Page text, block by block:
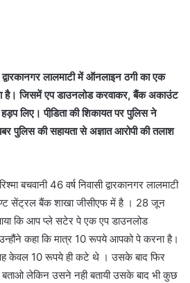
लालमाटी में ऑनलाइन ठगी का एक
है। जिसमें एप डाउनलोड करवाकर, बैंक अकाउंट
लिए। पीडि़ता की शिकायत पर पुलिस ने
पुलिस की सहायता से अज्ञात आरोपी की तलाश
बचवानी 46 वर्ष निवासी द्वारकानगर लालमाटी
सेंट्रल बैंक शाखा जीसीएफ में है । 28 जून
कि आप प्ले सटेर पे एक एप डाउनलोड
कहा कि मात्र 10 रूपये आपको पे करना है।
केवल 10 रूपये ही कटे थे । उसके बाद फिर
लेकिन उसने नही बतायी उसके बाद भी कुछ